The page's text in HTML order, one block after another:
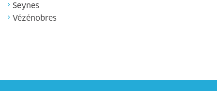
Seynes
Vézénobres